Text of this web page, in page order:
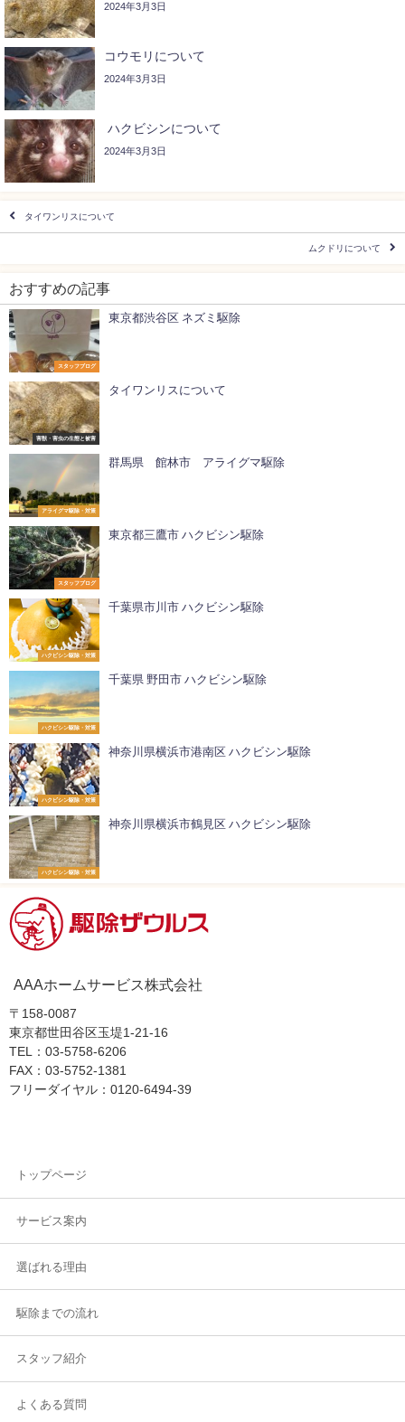
2024年3月3日
コウモリについて
2024年3月3日
ハクビシンについて
2024年3月3日
タイワンリスについて
ムクドリについて
おすすめの記事
スタッフブログ
東京都渋谷区 ネズミ駆除
害獣・害虫の生態と被害
タイワンリスについて
アライグマ駆除・対策
群馬県 館林市 アライグマ駆除
スタッフブログ
東京都三鷹市 ハクビシン駆除
ハクビシン駆除・対策
千葉県市川市 ハクビシン駆除
ハクビシン駆除・対策
千葉県 野田市 ハクビシン駆除
ハクビシン駆除・対策
神奈川県横浜市港南区 ハクビシン駆除
ハクビシン駆除・対策
神奈川県横浜市鶴見区 ハクビシン駆除
AAAホームサービス株式会社
〒158-0087
東京都世田谷区玉堤1-21-16
TEL：03-5758-6206
FAX：03-5752-1381
フリーダイヤル：0120-6494-39
トップページ
サービス案内
選ばれる理由
駆除までの流れ
スタッフ紹介
よくある質問